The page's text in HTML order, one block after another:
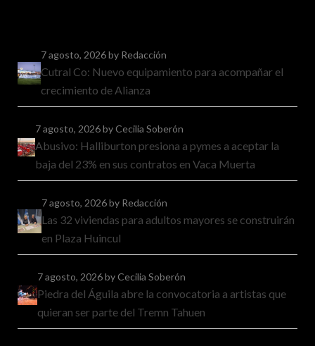
7 agosto, 2026by Redacción
Cutral Co: Nuevo equipamiento para acompañar el
crecimiento de Alianza
7 agosto, 2026by Cecilia Soberón
Abusivo: Halliburton presiona a pymes a aceptar la
baja del 23% en sus contratos en Vaca Muerta
7 agosto, 2026by Redacción
Las 32 viviendas para adultos mayores se construirán
en Plaza Huincul
7 agosto, 2026by Cecilia Soberón
Piedra del Águila abre la convocatoria a artistas que
quieran ser parte del Tremn Tahuen